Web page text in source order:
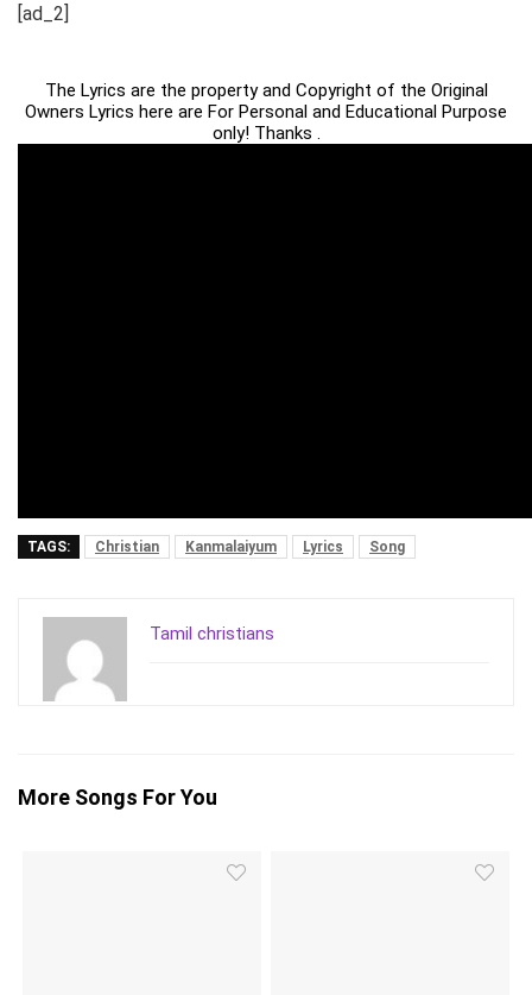
[ad_2]
The Lyrics are the property and Copyright of the Original
Owners Lyrics here are For Personal and Educational Purpose
only! Thanks .
TAGS: Christian Kanmalaiyum Lyrics Song
Tamil christians
More Songs For You